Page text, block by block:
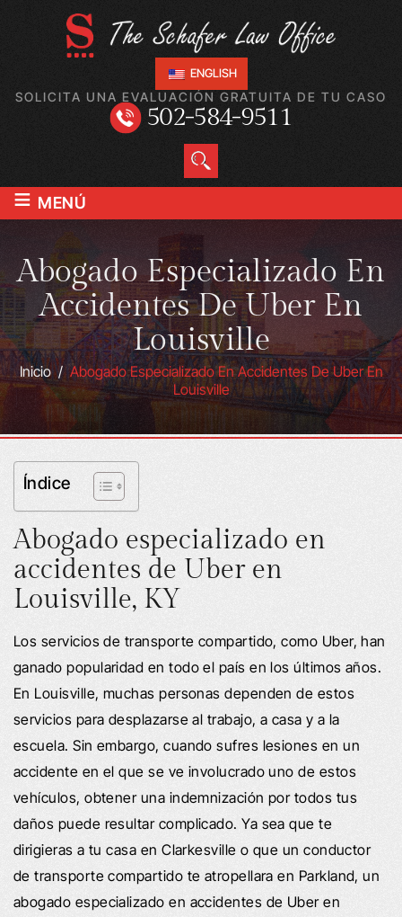
ENGLISH
SOLICITA UNA EVALUACIÓN GRATUITA DE TU CASO
502-584-9511
≡ MENÚ
Abogado Especializado En
Accidentes De Uber En
Louisville
Inicio/Abogado Especializado En Accidentes De Uber En
Louisville
Índice
Abogado especializado en
accidentes de Uber en
Louisville, KY
Los servicios de transporte compartido, como Uber, han
ganado popularidad en todo el país en los últimos años.
En Louisville, muchas personas dependen de estos
servicios para desplazarse al trabajo, a casa y a la
escuela. Sin embargo, cuando sufres lesiones en un
accidente en el que se ve involucrado uno de estos
vehículos, obtener una indemnización por todos tus
daños puede resultar complicado. Ya sea que te
dirigieras a tu casa en Clarkesville o que un conductor
de transporte compartido te atropellara en Parkland, un
abogado especializado en accidentes de Uber en